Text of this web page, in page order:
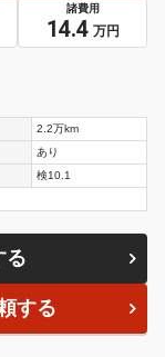
諸費用
14.4 万円
2.2万km
あり
検10.1
る
する